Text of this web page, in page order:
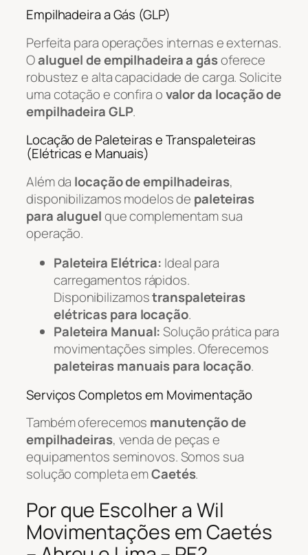
Empilhadeira a Gás (GLP)
Perfeita para operações internas e externas.
Oaluguel de empilhadeira a gásoferece
robustez e alta capacidade de carga. Solicite
uma cotação e confira ovalor da locação de
empilhadeira GLP.
Locação de Paleteiras e Transpaleteiras
(Elétricas e Manuais)
Além da locação de empilhadeiras,
disponibilizamos modelos de paleteiras
para aluguelque complementam sua
operação.
Paleteira Elétrica: Ideal para
carregamentos rápidos.
Disponibilizamostranspaleteiras
elétricas para locação.
Paleteira Manual:Solução prática para
movimentações simples. Oferecemos
paleteiras manuais para locação.
Serviços Completos em Movimentação
Também oferecemos manutenção de
empilhadeiras, venda de peças e
equipamentos seminovos. Somos sua
solução completa emCaetés.
Por que Escolher a Wil
Movimentações em Caetés